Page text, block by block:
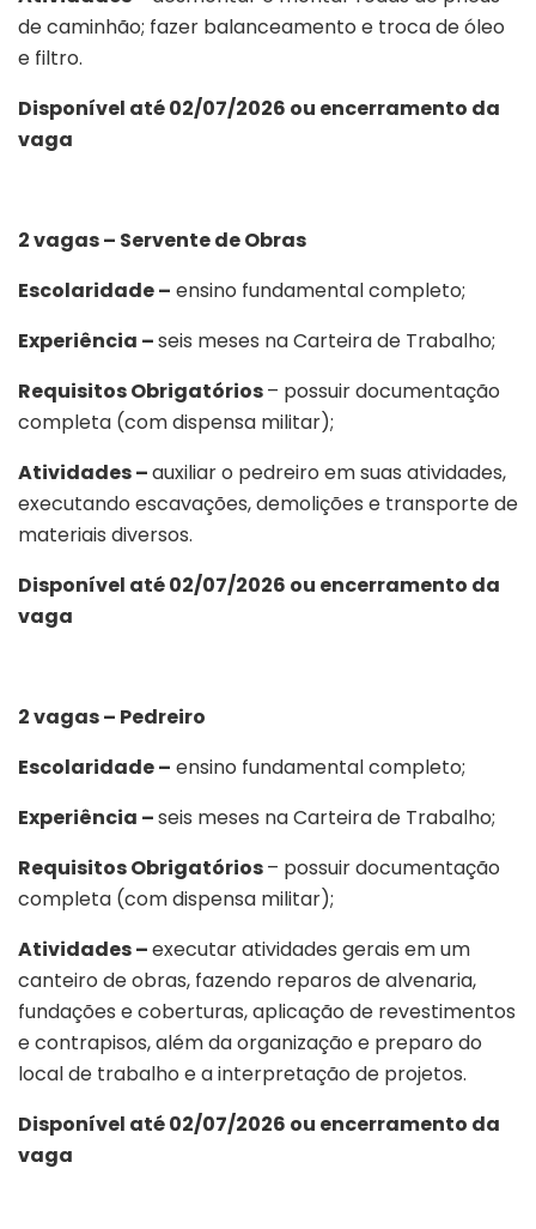
de caminhão; fazer balanceamento e troca de óleo
e filtro.
Disponível até 02/07/2026 ou encerramento da
vaga
2 vagas – Servente de Obras
Escolaridade – ensino fundamental completo;
Experiência –seis meses na Carteira de Trabalho;
Requisitos Obrigatórios– possuir documentação
completa (com dispensa militar);
Atividades –auxiliar o pedreiro em suas atividades,
executando escavações, demolições e transporte de
materiais diversos.
Disponível até 02/07/2026 ou encerramento da
vaga
2 vagas – Pedreiro
Escolaridade – ensino fundamental completo;
Experiência –seis meses na Carteira de Trabalho;
Requisitos Obrigatórios– possuir documentação
completa (com dispensa militar);
Atividades –executar atividades gerais em um
canteiro de obras, fazendo reparos de alvenaria,
fundações e coberturas, aplicação de revestimentos
e contrapisos, além da organização e preparo do
local de trabalho e a interpretação de projetos.
Disponível até 02/07/2026 ou encerramento da
vaga